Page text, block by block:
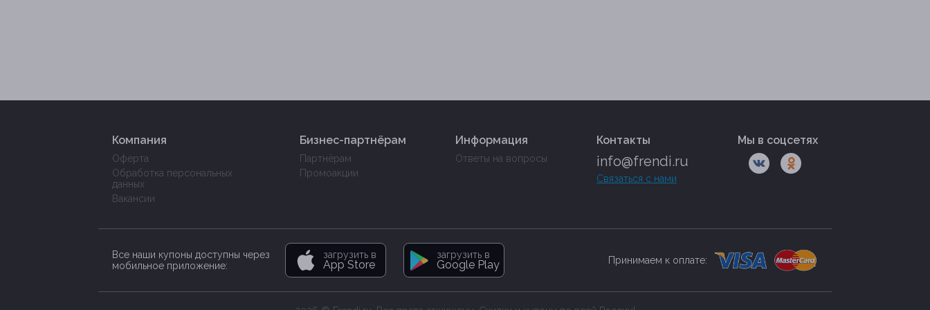
Компания
Оферта
Обработка персональных
данных
Вакансии
Бизнес-партнёрам
Партнёрам
Промоакции
Информация
Ответы на вопросы
Контакты
info@frendi.ru
Связаться с нами
Мы в соцсетях
Все наши купоны доступны через
мобильное приложение:
загрузить в
App Store
загрузить в
Google Play Принимаем к оплате: